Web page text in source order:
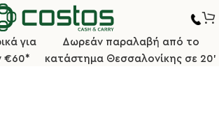
για
€60*
Δωρεάν παραλαβή από το
κατάστημα Θεσσαλονίκης σε 20'
Επαγγελματικός Εξοπλισμός Μπάνιου